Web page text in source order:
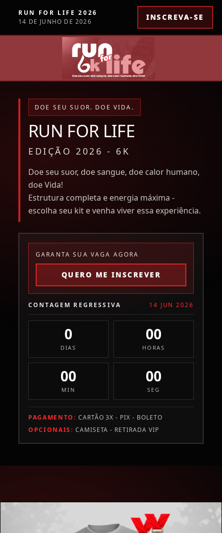
RUN FOR LIFE 2026
14 DE JUNHO DE 2026
INSCREVA-SE
DOE SEU SUOR. DOE VIDA.
RUN FOR LIFE
EDIÇÃO 2026 - 6K
Doe seu suor, doe sangue, doe calor humano,
doe Vida!
Estrutura completa e energia máxima -
escolha seu kit e venha viver essa experiência.
GARANTA SUA VAGA AGORA
QUERO ME INSCREVER
CONTAGEM REGRESSIVA 14 JUN 2026
0
DIAS
00
HORAS
00
MIN
00
SEG
PAGAMENTO: CARTÃO 3X - PIX - BOLETO
OPCIONAIS: CAMISETA - RETIRADA VIP